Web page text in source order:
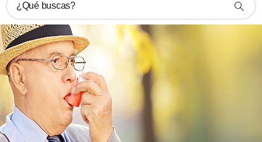
¿Qué buscas?